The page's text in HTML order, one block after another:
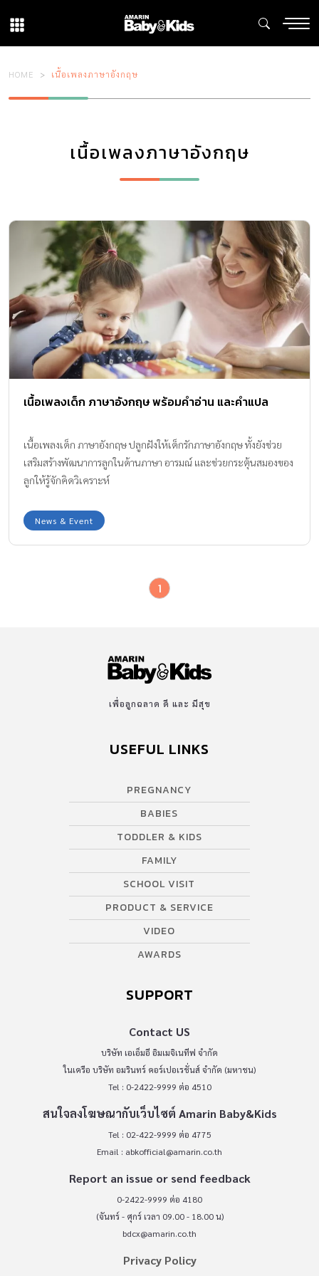
HOME เนื้อเพลงภาษาอังกฤษ
เนื้อเพลงภาษาอังกฤษ
เนื้อเพลงเด็ก ภาษาอังกฤษ พร้อมคำอ่าน และคำแปล
เนื้อเพลงเด็ก ภาษาอังกฤษ ปลูกฝังให้เด็กรักภาษาอังกฤษ ทั้งยังช่วย
เสริมสร้างพัฒนาการลูกในด้านภาษา อารมณ์ และช่วยกระตุ้นสมองของ
ลูกให้รู้จักคิดวิเคราะห์
News & Event
1
เพื่อลูกฉลาด ดี และ มีสุข
USEFUL LINKS
PREGNANCY
BABIES
TODDLER & KIDS
FAMILY
SCHOOL VISIT
PRODUCT & SERVICE
VIDEO
AWARDS
SUPPORT
Contact US
บริษัท เอเอ็มอี อิมเมจิเนทีฟ จำกัด
ในเครือ บริษัท อมรินทร์ คอร์เปอเรชั่นส์ จำกัด (มหาชน)
Tel : 0-2422-9999 ต่อ 4510
สนใจลงโฆษณากับเว็บไซต์ Amarin Baby&Kids
Tel : 02-422-9999 ต่อ 4775
Email : abkofficial@amarin.co.th
Report an issue or send feedback
0-2422-9999 ต่อ 4180
(จันทร์ - ศุกร์ เวลา 09.00 - 18.00 น)
bdcx@amarin.co.th
Privacy Policy